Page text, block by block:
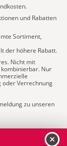
und Rabatten
Sortiment,
der höhere Rabatt.
Nicht mit
Nur
oder Verrechnung
zu unseren